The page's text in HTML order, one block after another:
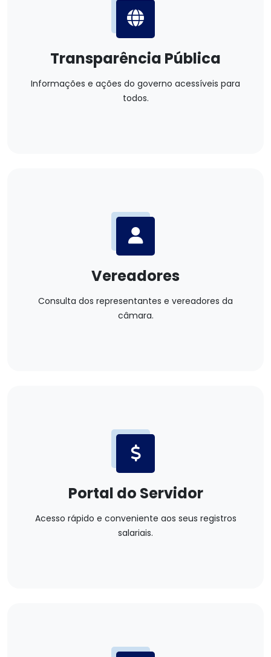
Transparência Pública
Informações e ações do governo acessíveis para
todos.
Vereadores
Consulta dos representantes e vereadores da
câmara.
Portal do Servidor
Acesso rápido e conveniente aos seus registros
salariais.